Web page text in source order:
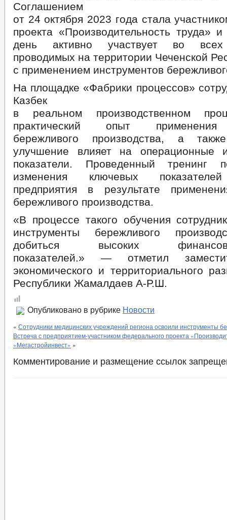
Соглашением
от 24 октября 2023 года стала
проекта «Производительность труда»
день активно участвует во всех
проводимых на территории Чеченской
с применением инструментов
На площадке «Фабрики процессов»
Казбек
в реальном производственном
практический опыт применения
бережливого производства, а
улучшение влияет на операционные
показатели. Проведенный тренинг
изменения ключевых показателей
предприятия в результате
бережливого производства.
«В процессе такого обучения
инструменты бережливого
добиться высоких финансово-
показателей.» — отметил
экономического и территориального
Республики Жамалдаев А-Р.Ш.
Опубликовано в рубрике Новости
« Сотрудники медицинских учреждений региона освоили инструменты
Встреча с предприятием-участником федерального проекта
«Мегастройинвест» »
Комментирование и размещение ссылок